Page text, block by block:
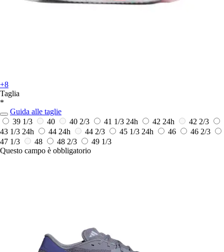
+8
Taglia
*
Guida alle taglie
39 1/3
40 40 2/3 41 1/3 24h 42 24h
42 2/3
43 1/3 24h 44 24h 44 2/3 45 1/3 24h 46
46 2/3
47 1/3
48 48 2/3
49 1/3
Questo campo è obbligatorio